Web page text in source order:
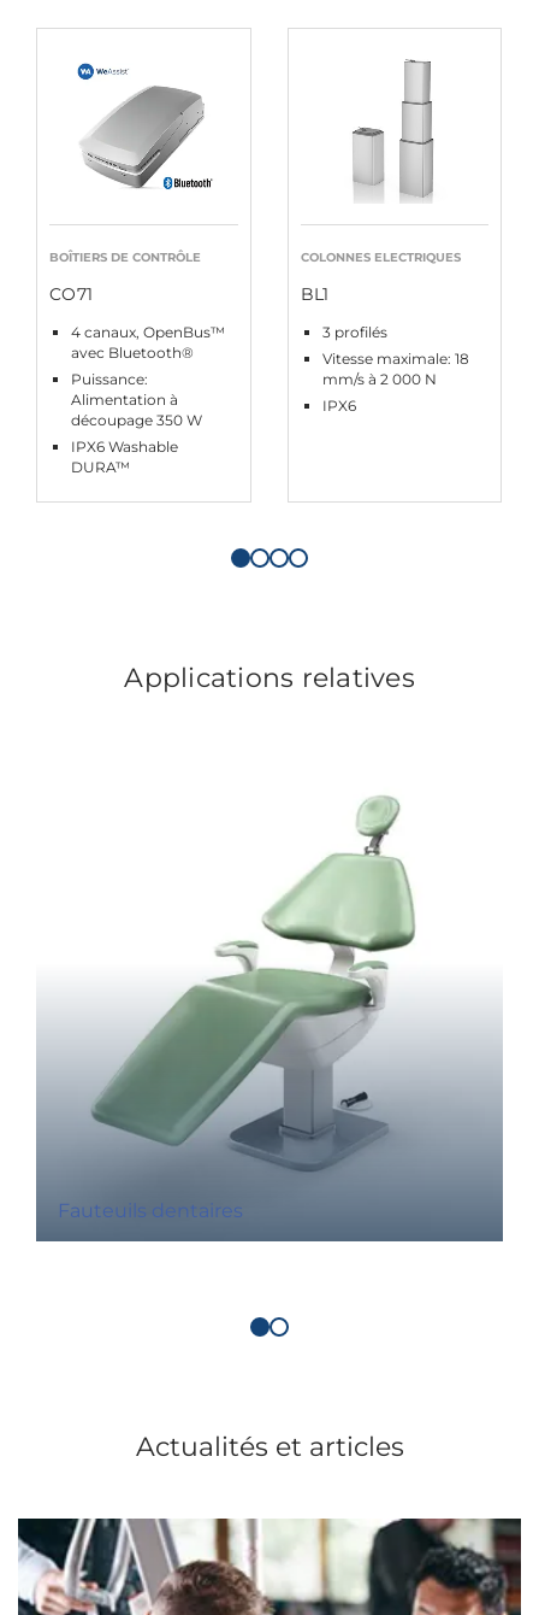
BOÎTIERS DE CONTRÔLE
CO71
4 canaux, OpenBus™
avec Bluetooth®
Puissance:
Alimentation à
découpage 350 W
IPX6 Washable
DURA™
COLONNES ELECTRIQUES
BL1
3 profilés
Vitesse maximale: 18
mm/s à 2 000 N
IPX6
Applications relatives
Fauteuils dentaires
Actualités et articles